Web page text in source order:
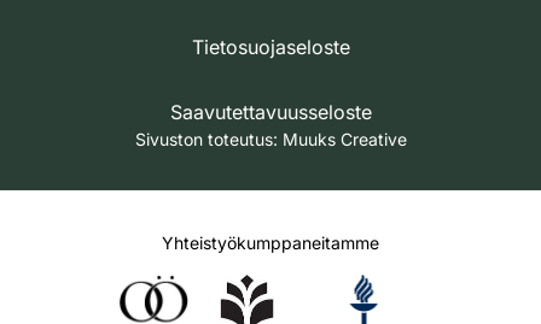
Tietosuojaseloste
Saavutettavuusseloste
Sivuston toteutus: Muuks Creative
Yhteistyökumppaneitamme